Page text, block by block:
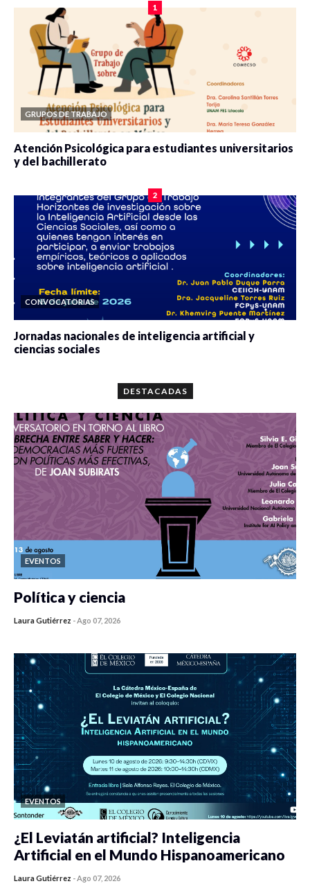
1
GRUPOS DE TRABAJO
Atención Psicológica para estudiantes universitarios
y del bachillerato
2
CONVOCATORIAS
Jornadas nacionales de inteligencia artificial y
ciencias sociales
DESTACADAS
EVENTOS
Política y ciencia
Laura Gutiérrez -Ago 07, 2026
EVENTOS
¿El Leviatán artificial? Inteligencia
Artificial en el Mundo Hispanoamericano
Laura Gutiérrez -Ago 07, 2026